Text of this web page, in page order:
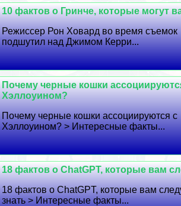
10 фактов о Гринче, которые могут
Режиссер Рон Ховард во время съемок
подшутил над Джимом Керри...
Почему черные кошки
Хэллоуином?
Почему черные кошки ассоциируются с
Хэллоуином? > Интересные факты...
18 фактов о ChatGPT, которые вам
18 фактов о ChatGPT, которые вам
знать > Интересные факты...